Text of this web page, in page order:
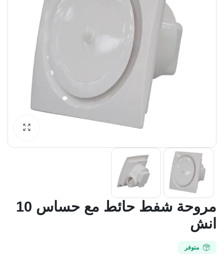
مروحة شفط حائط مع حساس 10
انش
متوفر